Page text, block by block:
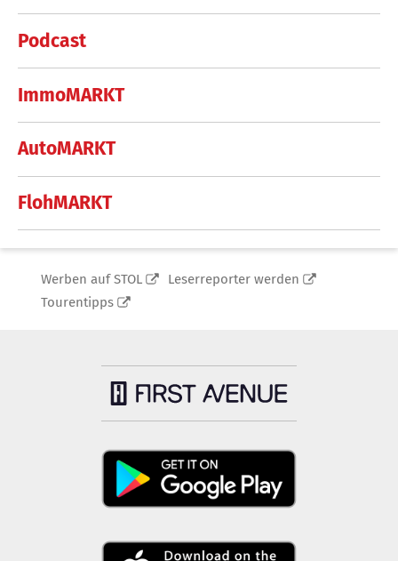
Podcast
ImmoMARKT
AutoMARKT
FlohMARKT
Werben auf STOL
Leserreporter werden
Tourentipps